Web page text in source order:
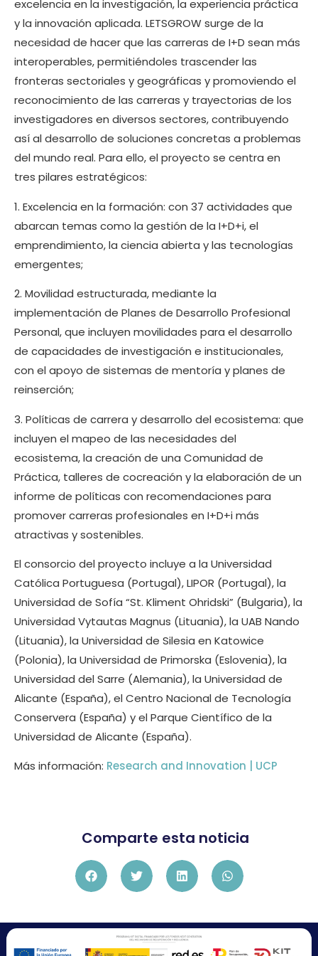
excelencia en la investigación, la experiencia práctica
y la innovación aplicada. LETSGROW surge de la
necesidad de hacer que las carreras de I+D sean más
interoperables, permitiéndoles trascender las
fronteras sectoriales y geográficas y promoviendo el
reconocimiento de las carreras y trayectorias de los
investigadores en diversos sectores, contribuyendo
así al desarrollo de soluciones concretas a problemas
del mundo real. Para ello, el proyecto se centra en
tres pilares estratégicos:
1. Excelencia en la formación: con 37 actividades que
abarcan temas como la gestión de la I+D+i, el
emprendimiento, la ciencia abierta y las tecnologías
emergentes;
2. Movilidad estructurada, mediante la
implementación de Planes de Desarrollo Profesional
Personal, que incluyen movilidades para el desarrollo
de capacidades de investigación e institucionales,
con el apoyo de sistemas de mentoría y planes de
reinserción;
3. Políticas de carrera y desarrollo del ecosistema: que
incluyen el mapeo de las necesidades del
ecosistema, la creación de una Comunidad de
Práctica, talleres de cocreación y la elaboración de un
informe de políticas con recomendaciones para
promover carreras profesionales en I+D+i más
atractivas y sostenibles.
El consorcio del proyecto incluye a la Universidad
Católica Portuguesa (Portugal), LIPOR (Portugal), la
Universidad de Sofía “St. Kliment Ohridski” (Bulgaria), la
Universidad Vytautas Magnus (Lituania), la UAB Nando
(Lituania), la Universidad de Silesia en Katowice
(Polonia), la Universidad de Primorska (Eslovenia), la
Universidad del Sarre (Alemania), la Universidad de
Alicante (España), el Centro Nacional de Tecnología
Conservera (España) y el Parque Científico de la
Universidad de Alicante (España).
Más información: Research and Innovation | UCP
Comparte esta noticia